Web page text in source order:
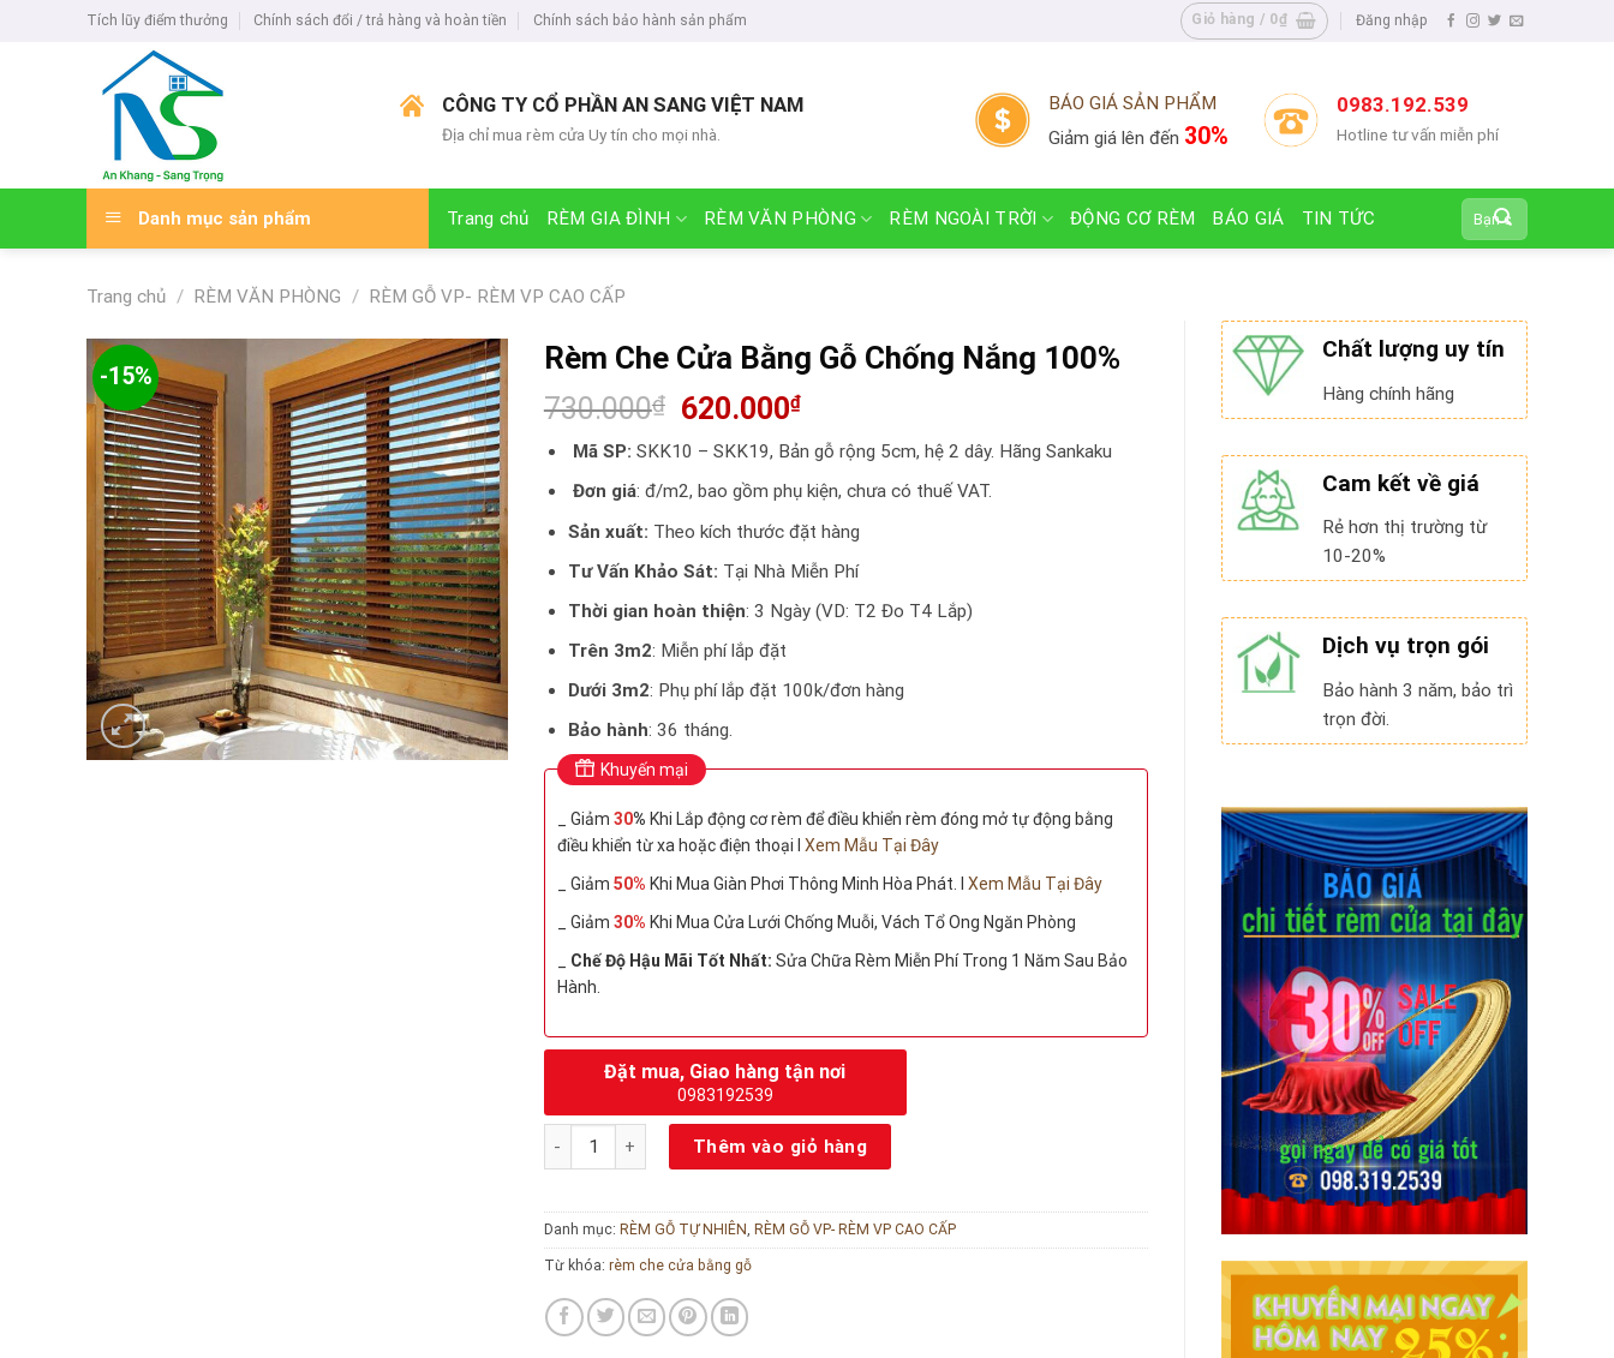
Tích lũy điểm thưởng Chính sách đổi / trả hàng và hoàn tiền Chính sách bảo hành sản phẩm Giỏ hàng / 0₫ Đăng nhập
CÔNG TY CỔ PHẦN AN SANG VIỆT NAM
Địa chỉ mua rèm cửa Uy tín cho mọi nhà.
BÁO GIÁ SẢN PHẨM
Giảm giá lên đến 30%
0983.192.539
Hotline tư vấn miễn phí
Danh mục sản phẩm Trang chủ RÈM GIA ĐÌNH RÈM VĂN PHÒNG RÈM NGOÀI TRỜI ĐỘNG CƠ RÈM BÁO GIÁ TIN TỨC
Tìm
kiếm:
Trang chủ / RÈM VĂN PHÒNG / RÈM GỖ VP- RÈM VP CAO CẤP
Chất lượng uy tín
Hàng chính hãng
Cam kết về giá
Rẻ hơn thị trường từ
10-20%
Dịch vụ trọn gói
Bảo hành 3 năm, bảo trì
trọn đời.
-15%
Rèm Che Cửa Bằng Gỗ Chống Nắng 100%
730.000₫ 620.000₫
Mã SP: SKK10 – SKK19, Bản gỗ rộng 5cm, hệ 2 dây. Hãng Sankaku
Đơn giá: đ/m2, bao gồm phụ kiện, chưa có thuế VAT.
Sản xuất: Theo kích thước đặt hàng
Tư Vấn Khảo Sát: Tại Nhà Miễn Phí
Thời gian hoàn thiện: 3 Ngày (VD: T2 Đo T4 Lắp)
Trên 3m2: Miễn phí lắp đặt
Dưới 3m2: Phụ phí lắp đặt 100k/đơn hàng
Bảo hành: 36 tháng.
Khuyến mại
_ Giảm 30% Khi Lắp động cơ rèm để điều khiển rèm đóng mở tự động bằng
điều khiển từ xa hoặc điện thoại I Xem Mẫu Tại Đây
_ Giảm 50% Khi Mua Giàn Phơi Thông Minh Hòa Phát. I Xem Mẫu Tại Đây
_ Giảm 30% Khi Mua Cửa Lưới Chống Muỗi, Vách Tổ Ong Ngăn Phòng
Chế Độ Hậu Mãi Tốt Nhất: Sửa Chữa Rèm Miễn Phí Trong 1 Năm Sau Bảo
Hành.
Đặt mua, Giao hàng tận nơi
0983192539
Rèm Che Cửa Bằng Gỗ Chống Nắng 100% số lượng
Thêm vào giỏ hàng
Danh mục: RÈM GỖ TỰ NHIÊN, RÈM GỖ VP- RÈM VP CAO CẤP
Từ khóa: rèm che cửa bằng gỗ